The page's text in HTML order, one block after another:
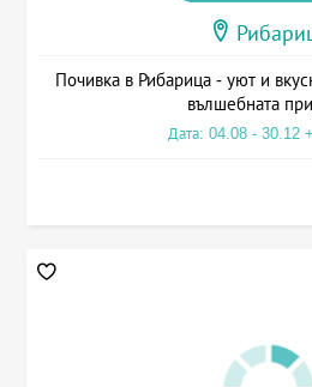
Почивка в Рибарица - уют и
вълшебната
Дата: 04.08 - 30.12